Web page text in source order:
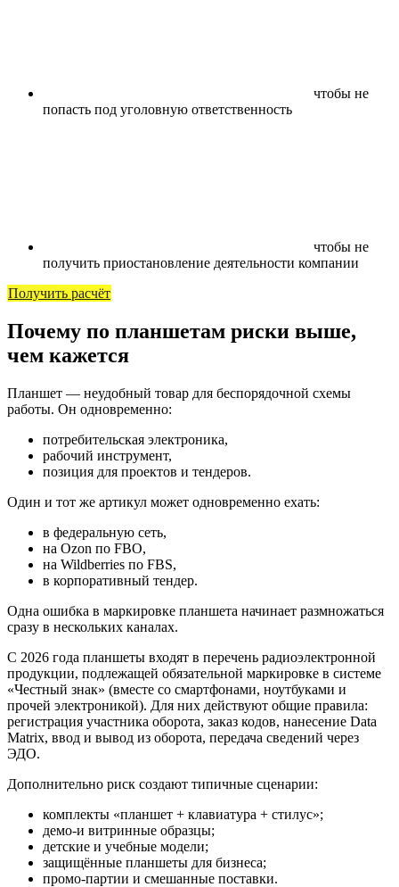
чтобы не
попасть под уголовную ответственность
чтобы не
получить приостановление деятельности компании
Получить расчёт
Почему по планшетам риски выше,
чем кажется
Планшет — неудобный товар для беспорядочной схемы
работы. Он одновременно:
потребительская электроника,
рабочий инструмент,
позиция для проектов и тендеров.
Один и тот же артикул может одновременно ехать:
в федеральную сеть,
на Ozon по FBO,
на Wildberries по FBS,
в корпоративный тендер.
Одна ошибка в маркировке планшета начинает размножаться
сразу в нескольких каналах.
С 2026 года планшеты входят в перечень радиоэлектронной
продукции, подлежащей обязательной маркировке в системе
«Честный знак» (вместе со смартфонами, ноутбуками и
прочей электроникой). Для них действуют общие правила:
регистрация участника оборота, заказ кодов, нанесение Data
Matrix, ввод и вывод из оборота, передача сведений через
ЭДО.
Дополнительно риск создают типичные сценарии:
комплекты «планшет + клавиатура + стилус»;
демо-и витринные образцы;
детские и учебные модели;
защищённые планшеты для бизнеса;
промо-партии и смешанные поставки.